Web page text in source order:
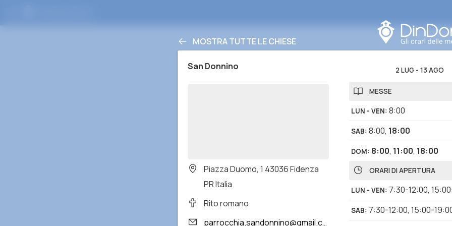
MOSTRA TUTTE LE CHIESE
San Donnino
Piazza Duomo, 1 43036 Fidenza
PR Italia
Rito romano
parrocchia.sandonnino@gmail.com
2 LUG - 13 AGO
MESSE
LUN - VEN: 8:00
SAB: 8:00, 18:00
DOM: 8:00, 11:00, 18:00
ORARI DI APERTURA
LUN - VEN: 7:30-12:00,
SAB: 7:30-12:00, 15:00-